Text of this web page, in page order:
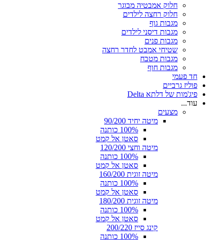
חלוק אמבטיה מבוגר
חלוק רחצה לילדים
מגבות גוף
מגבות דיסני לילדים
מגבות פנים
שטיחי אמבט לחדר רחצה
מגבות מטבח
מגבות חוף
חד פעמי
פוליז גרביים
פיג'מות של דלתא Delta
עוד...
מצעים
מיטה יחיד 90/200
100% כותנה
סאטן אל קמט
מיטה וחצי 120/200
100% כותנה
סאטן אל קמט
מיטה זוגית 160/200
100% כותנה
סאטן אל קמט
מיטה זוגית 180/200
100% כותנה
סאטן אל קמט
קינג סייז 200/220
100% כותנה